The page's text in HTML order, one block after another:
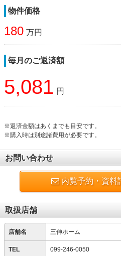
物件価格
180 万円
毎月のご返済額
5,081 円
※返済金額はあくまでも目安です。
※購入時は別途諸費用が必要です。
お問い合わせ
内覧予約・資料
取扱店舗
店舗名 三伸ホーム
TEL 099-246-0050